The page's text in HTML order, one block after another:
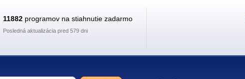
11882 programov na stiahnutie zadarmo
Posledná aktualizácia pred 579 dni